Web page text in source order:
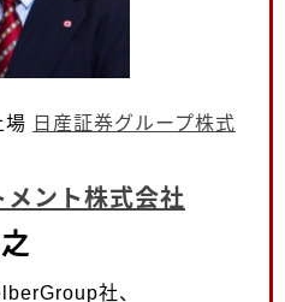
場 日産証券グループ株式
メント株式会社
社、